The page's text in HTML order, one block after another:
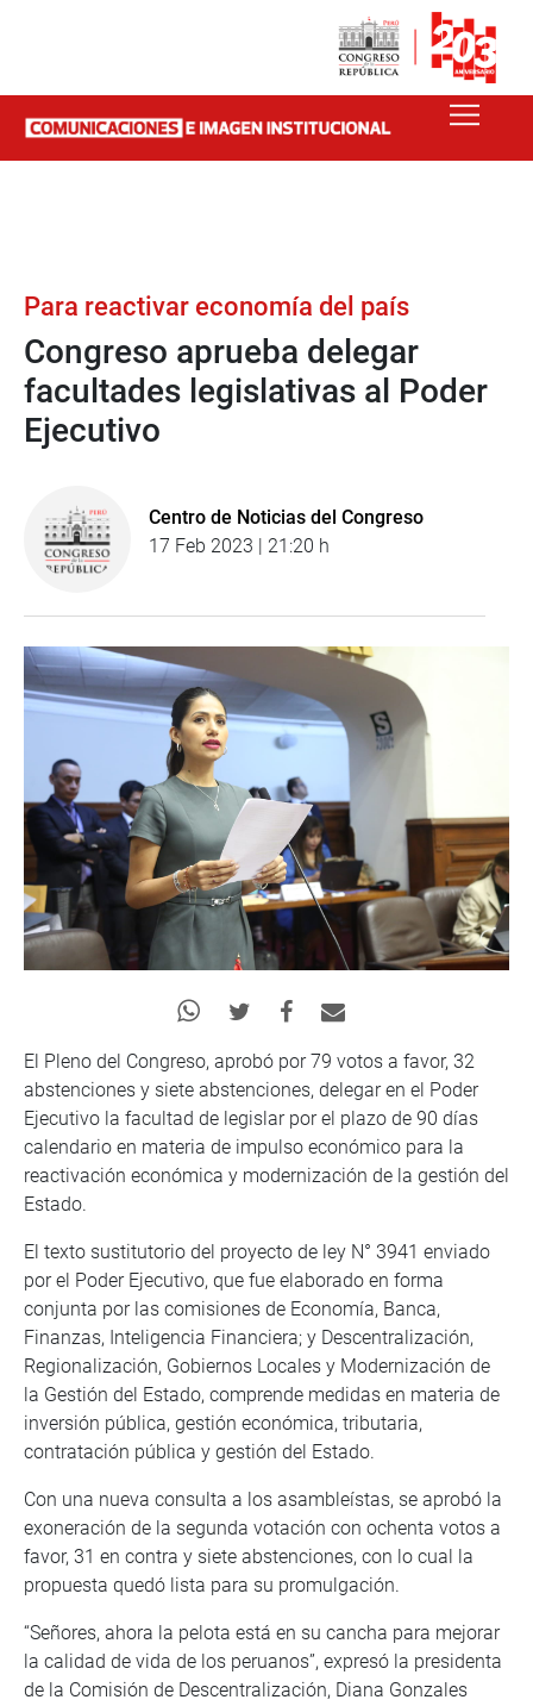
Para reactivar economía del país
Congreso aprueba delegar
facultades legislativas al Poder
Ejecutivo
Centro de Noticias del Congreso
17 Feb 2023 | 21:20 h
El Pleno del Congreso, aprobó por 79 votos a favor, 32
abstenciones y siete abstenciones, delegar en el Poder
Ejecutivo la facultad de legislar por el plazo de 90 días
calendario en materia de impulso económico para la
reactivación económica y modernización de la gestión del
Estado.
El texto sustitutorio del proyecto de ley N° 3941 enviado
por el Poder Ejecutivo, que fue elaborado en forma
conjunta por las comisiones de Economía, Banca,
Finanzas, Inteligencia Financiera; y Descentralización,
Regionalización, Gobiernos Locales y Modernización de
la Gestión del Estado, comprende medidas en materia de
inversión pública, gestión económica, tributaria,
contratación pública y gestión del Estado.
Con una nueva consulta a los asambleístas, se aprobó la
exoneración de la segunda votación con ochenta votos a
favor, 31 en contra y siete abstenciones, con lo cual la
propuesta quedó lista para su promulgación.
“Señores, ahora la pelota está en su cancha para mejorar
la calidad de vida de los peruanos”, expresó la presidenta
de la Comisión de Descentralización, Diana Gonzales